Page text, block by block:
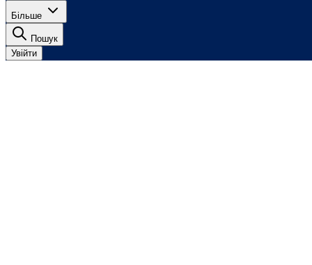
Більше
Пошук
Увійти